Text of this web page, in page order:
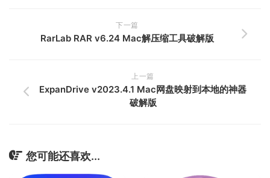
下一篇
RarLab RAR v6.24 Mac解压缩工具破解版
上一篇
ExpanDrive v2023.4.1 Mac网盘映射到本地的神器
破解版
您可能还喜欢...